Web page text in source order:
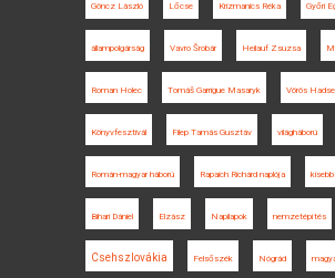
Göncz László Lőcse Krizmanics Réka Győri
állampolgárság Vavro Šrobár Heilauf Zsuzsa
Roman Holec Tomáš Garrigue Masaryk Vörös
Könyvfesztivál Filep Tamás Gusztáv világháború
Román-magyar háború Rapaich Richárd naplója
Bihari Dániel Elzász Napilapok nemzetépítés
Csehszlovákia Felsőszék Nógrád